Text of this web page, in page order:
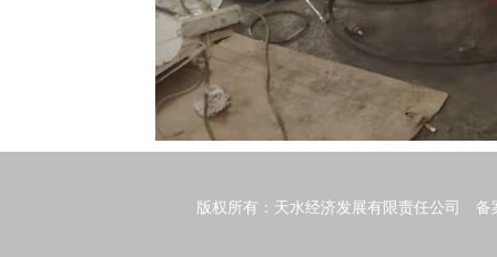
版权所有：天水经济发展有限责任公司 备